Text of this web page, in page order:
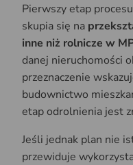
Pierwszy etap
skupia się na
inne niż rolnicze w
danej nieruchomości
przeznaczenie
budownictwo
etap odrolnienia jest
Jeśli jednak plan nie
przewiduje